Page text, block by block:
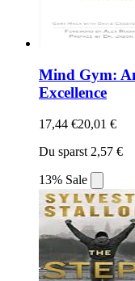
Mind Gym:
Excellence
17,44 €20,01 €
Du sparst 2,57 €
13% Sale